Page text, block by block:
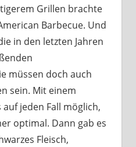
Grillen brachte
Barbecue. Und
in den letzten Jahren
müssen doch auch
sein. Mit einem
jeden Fall möglich,
optimal. Dann gab es
Fleisch,